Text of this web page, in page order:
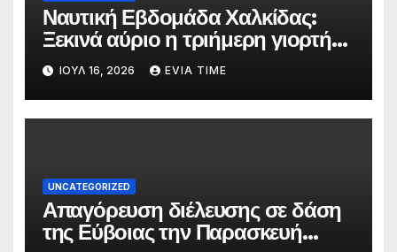
Ναυτική Εβδομάδα Χαλκίδας:
Ξεκινά αύριο η τριήμερη γιορτή
στο όνομα της Αγίας Παρασκευής
ΙΟΎΛ 16, 2026 EVIA TIME
UNCATEGORIZED
Απαγόρευση διέλευσης σε δάση
της Εύβοιας την Παρασκευή